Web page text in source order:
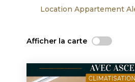
Location Appartement
Afficher la carte